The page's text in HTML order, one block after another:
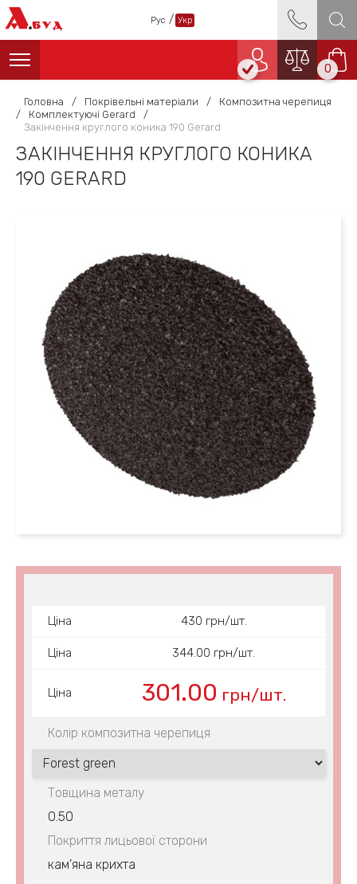
АБУД Рус / Укр
0
Головна / Покрівельні матеріали /
Композитна черепиця
/
Комплектуючі Gerard
/
Закінчення круглого коника 190 Gerard
ЗАКІНЧЕННЯ КРУГЛОГО КОНИКА
190 GERARD
Ціна 430 грн/шт.
Ціна 344.00 грн/шт.
Ціна 301.00 грн/шт.
Колір композитна черепиця
Товщина металу
0.50
Покриття лицьової сторони
кам'яна крихта